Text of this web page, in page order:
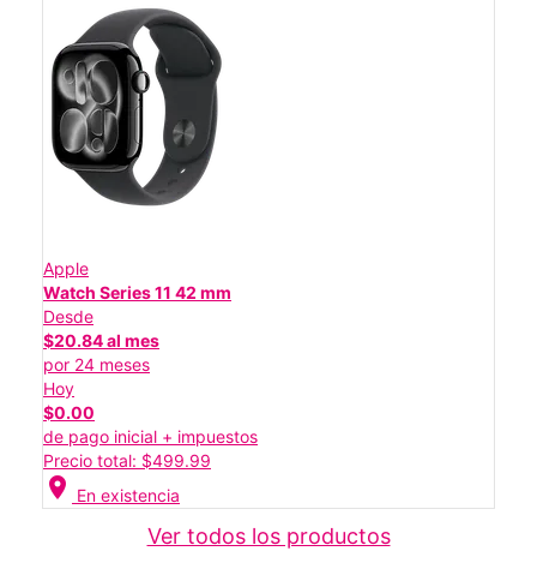
Apple
Watch Series 11 42 mm
Desde
$20.84 al mes
por 24 meses
Hoy
$0.00
de pago inicial + impuestos
Precio total: $499.99
location_on En existencia
Ver todos los productos